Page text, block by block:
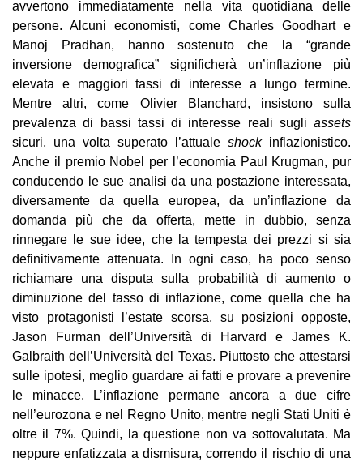
avvertono immediatamente nella vita quotidiana delle
persone. Alcuni economisti, come Charles Goodhart e
Manoj Pradhan, hanno sostenuto che la “grande
inversione demografica” significherà un’inflazione più
elevata e maggiori tassi di interesse a lungo termine.
Mentre altri, come Olivier Blanchard, insistono sulla
prevalenza di bassi tassi di interesse reali sugli assets
sicuri, una volta superato l’attuale shockinflazionistico.
Anche il premio Nobel per l’economia Paul Krugman, pur
conducendo le sue analisi da una postazione interessata,
diversamente da quella europea, da un’inflazione da
domanda più che da offerta, mette in dubbio, senza
rinnegare le sue idee, che la tempesta dei prezzi si sia
definitivamente attenuata. In ogni caso, ha poco senso
richiamare una disputa sulla probabilità di aumento o
diminuzione del tasso di inflazione, come quella che ha
visto protagonisti l’estate scorsa, su posizioni opposte,
Jason Furman dell’Università di Harvard e James K.
Galbraith dell’Università del Texas. Piuttosto che attestarsi
sulle ipotesi, meglio guardare ai fatti e provare a prevenire
le minacce. L’inflazione permane ancora a due cifre
nell’eurozona e nel Regno Unito, mentre negli Stati Uniti è
oltre il 7%. Quindi, la questione non va sottovalutata. Ma
neppure enfatizzata a dismisura, correndo il rischio di una